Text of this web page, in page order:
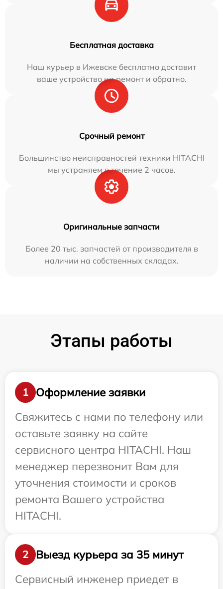
Бесплатная доставка
Наш курьер в Ижевске бесплатно доставит
ваше устройство на ремонт и обратно.
Срочный ремонт
Большинство неисправностей техники HITACHI
мы устраняем в течение 2 часов.
Оригинальные запчасти
Более 20 тыс. запчастей от производителя в
наличии на собственных складах.
Этапы работы
1
Оформление заявки
Свяжитесь с нами по телефону или
оставьте заявку на сайте
сервисного центра HITACHI. Наш
менеджер перезвонит Вам для
уточнения стоимости и сроков
ремонта Вашего устройства
HITACHI.
2
Выезд курьера за 35 минут
Сервисный инженер приедет в